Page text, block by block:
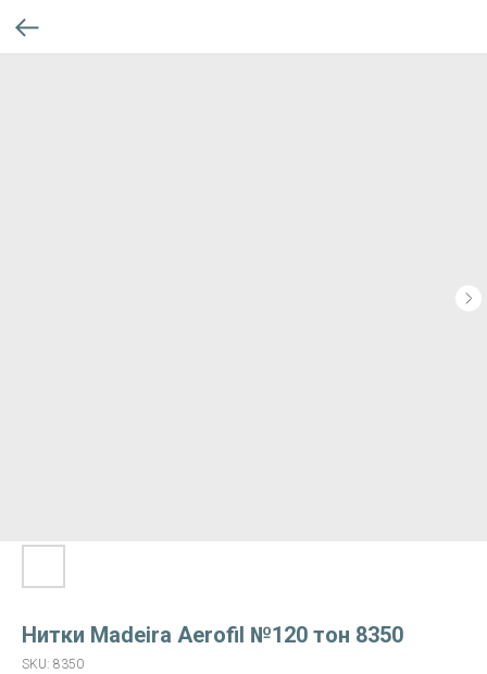
Нитки Madeira Aerofil №120 тон 8350
SKU: 8350